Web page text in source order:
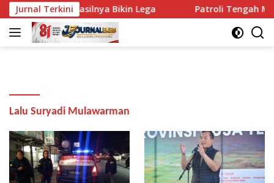
Langsung
ke
konten
Jurnal Terkini
Mataram, Hasilnya Bikin Lega Patroli Tengah Malam
Lalu Suryadi Mulawarman